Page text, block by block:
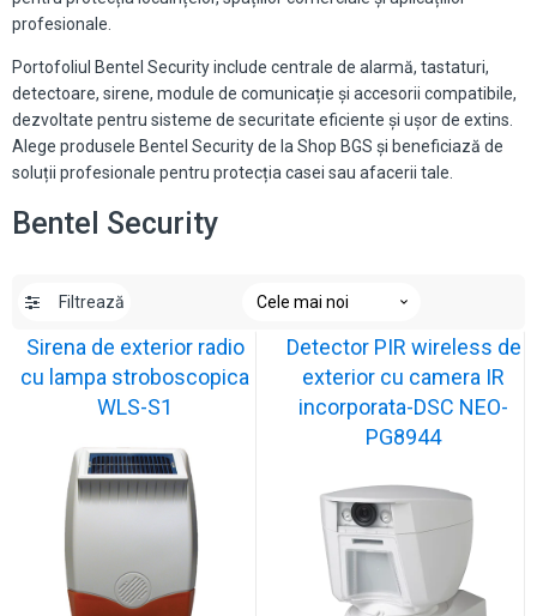
profesionale.
Portofoliul Bentel Security include centrale de alarmă, tastaturi,
detectoare, sirene, module de comunicație și accesorii compatibile,
dezvoltate pentru sisteme de securitate eficiente și ușor de extins.
Alege produsele Bentel Security de la Shop BGS și beneficiază de
soluții profesionale pentru protecția casei sau afacerii tale.
Bentel Security
Filtrează
Sirena de exterior radio
cu lampa stroboscopica
WLS-S1
Detector PIR wireless de
exterior cu camera IR
incorporata-DSC NEO-
PG8944